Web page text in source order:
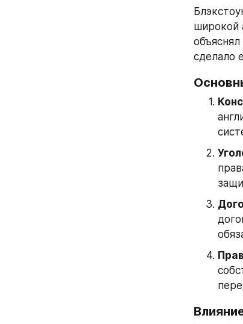
широкой
сделало